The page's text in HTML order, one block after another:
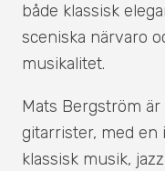
både klassisk
sceniska närvaro
musikalitet.
Mats Bergström
gitarrister, med
klassisk musik,